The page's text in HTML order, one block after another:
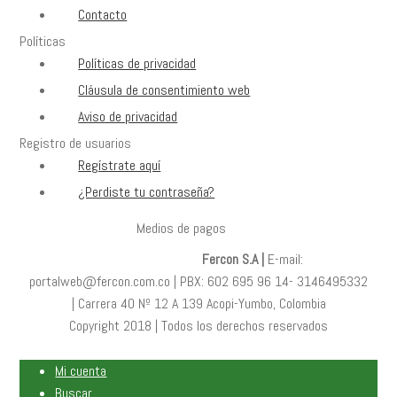
producto
Contacto
Políticas
Políticas de privacidad
Cláusula de consentimiento web
Aviso de privacidad
Registro de usuarios
Regístrate aquí
¿Perdiste tu contraseña?
Medios de pagos
Fercon S.A | E-mail:
portalweb@fercon.com.co | PBX: 602 695 96 14- 3146495332
| Carrera 40 Nº 12 A 139 Acopi-Yumbo, Colombia
Copyright 2018 | Todos los derechos reservados
Mi cuenta
Buscar